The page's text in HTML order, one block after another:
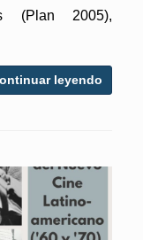
(Plan 2005),
leyendo